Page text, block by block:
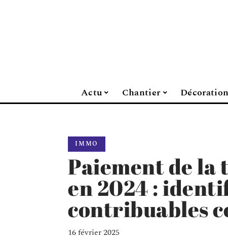
Actu Chantier Décoration
IMMO
Paiement de la
en 2024 :
contribuables
16 février 2025